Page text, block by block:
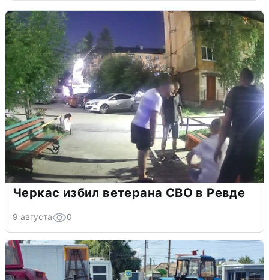
Черкас избил ветерана СВО в Ревде
9 августа 0